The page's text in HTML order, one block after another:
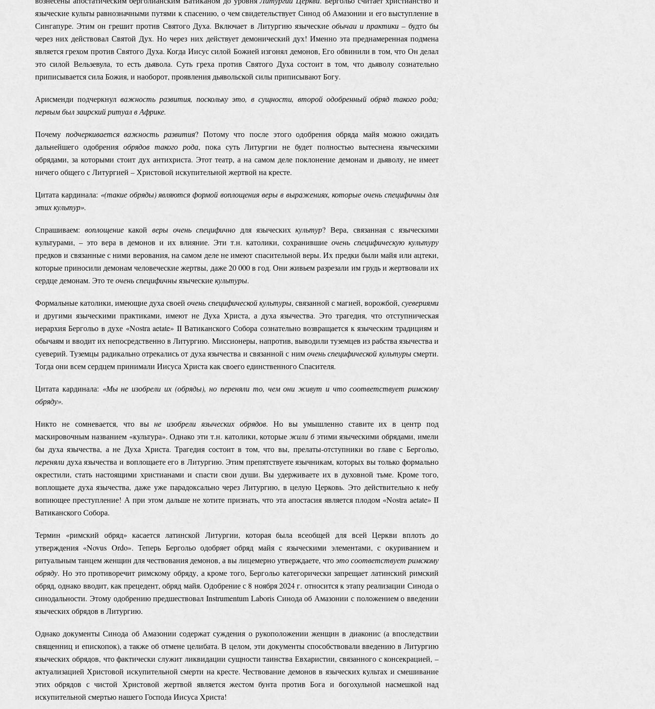
языческие культы равнозначными путями к спасению, о чем свидетельствует Синод об Амазонии и его выступление в
Сингапуре. Этим он грешит против Святого Духа. Включает в Литургию языческие обычаи и практики – будто бы
через них действовал Святой Дух. Но через них действует демонический дух! Именно эта преднамеренная подмена
является грехом против Святого Духа. Когда Иисус силой Божией изгонял демонов, Его обвинили в том, что Он делал
это силой Вельзевула, то есть дьявола. Суть греха против Святого Духа состоит в том, что дьяволу сознательно
приписывается сила Божия, и наоборот, проявления дьявольской силы приписывают Богу.
Арисменди подчеркнул важность развития, поскольку это, в сущности, второй одобренный обряд такого рода;
первым был заирский ритуал в Африке.
Почему подчеркивается важность развития? Потому что после этого одобрения обряда майя можно ожидать
дальнейшего одобрения обрядов такого рода, пока суть Литургии не будет полностью вытеснена языческими
обрядами, за которыми стоит дух антихриста. Этот театр, а на самом деле поклонение демонам и дьяволу, не имеет
ничего общего с Литургией – Христовой искупительной жертвой на кресте.
Цитата кардинала: «(такие обряды) являются формой воплощения веры в выражениях, которые очень специфичны для
этих культур».
Спрашиваем: воплощениекакойверы очень специфично для языческихкультур? Вера, связанная с языческими
культурами, – это вера в демонов и их влияние. Эти т.н. католики, сохранившиеочень специфическую культуру
предков и связанные с ними верования, на самом деле не имеют спасительной веры. Их предки были майя или ацтеки,
которые приносили демонам человеческие жертвы, даже 20 000 в год. Они живьем разрезали им грудь и жертвовали их
сердце демонам. Это теочень специфичныязыческиекультуры.
Формальные католики, имеющие духа своейочень специфической культуры, связанной с магией, ворожбой,суевериями
и другими языческими практиками, имеют не Духа Христа, а духа язычества. Это трагедия, что отступническая
иерархия Бергольо в духе «Nostra aetate» II Ватиканского Собора сознательно возвращается к языческим традициям и
обычаям и вводит их непосредственно в Литургию. Миссионеры, напротив, выводили туземцев из рабства язычества и
суеверий. Туземцы радикально отрекались от духа язычества и связанной с нимочень специфической культурысмерти.
Тогда они всем сердцем принимали Иисуса Христа как своего единственного Спасителя.
Цитата кардинала: «Мы не изобрели их (обряды), но переняли то, чем они живут и что соответствует римскому
обряду».
Никто не сомневается, что выне изобрели языческих обрядов. Но вы умышленно ставите их в центр под
маскировочным названием «культура». Однако эти т.н. католики, которые жили бэтими языческими обрядами, имели
бы духа язычества, а не Духа Христа. Трагедия состоит в том, что вы, прелаты-отступники во главе с Бергольо,
переняли духа язычества и воплощаете его в Литургию. Этим препятствуете язычникам, которых вы только формально
окрестили, стать настоящими христианами и спасти свои души. Вы удерживаете их в духовной тьме. Кроме того,
воплощаете духа язычества, даже уже парадоксально через Литургию, в целую Церковь. Это действительно к небу
вопиющее преступление! А при этом дальше не хотите признать, что эта апостасия является плодом «Nostra aetate» II
Ватиканского Собора.
Термин «римский обряд» касается латинской Литургии, которая была всеобщей для всей Церкви вплоть до
утверждения «Novus Ordo». Теперь Бергольо одобряет обряд майя с языческими элементами, с окуриванием и
ритуальным танцем женщин для чествования демонов, а вы лицемерно утверждаете, чтоэто соответствует римскому
обряду. Но это противоречит римскому обряду, а кроме того, Бергольо категорически запрещает латинский римский
обряд, однако вводит, как прецедент, обряд майя. Одобрение с 8 ноября 2024 г. относится к этапу реализации Синода о
синодальности. Этому одобрению предшествовал Instrumentum Laboris Синода об Амазонии с положением о введении
языческих обрядов в Литургию.
Однако документы Синода об Амазонии содержат суждения о рукоположении женщин в диаконис (а впоследствии
священниц и епископок), а также об отмене целибата. В целом, эти документы способствовали введению в Литургию
языческих обрядов, что фактически служит ликвидации сущности таинства Евхаристии, связанного с консекрацией, –
актуализацией Христовой искупительной смерти на кресте. Чествование демонов в языческих культах и смешивание
этих обрядов с чистой Христовой жертвой является жестом бунта против Бога и богохульной насмешкой над
искупительной смертью нашего Господа Иисуса Христа!